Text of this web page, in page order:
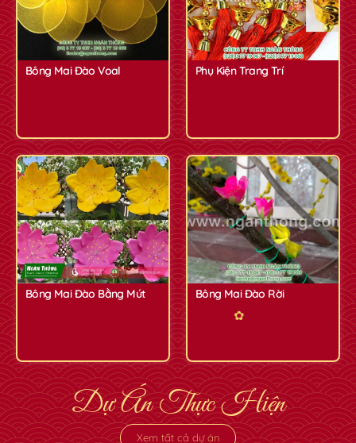
Bông Mai Đào Voal Phụ Kiện Trang Trí
Bông Mai Đào Bằng Mút Bông Mai Đào Rời
Dự Án Thực Hiện
Xem tất cả dự án